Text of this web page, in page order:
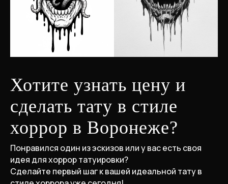
Хотите узнать цену и
сделать тату в стиле
хоррор в Воронеже?
Понравился один из эскизов или у вас есть своя
идея для хоррор татуировки?
Сделайте первый шаг к вашей идеальной тату в